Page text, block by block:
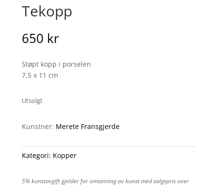
Tekopp
650 kr
Støpt kopp i porselen
7,5 x 11 cm
Utsolgt
Kunstner: Merete Fransgjerde
Kategori: Kopper
5% kunstavgift gjelder for omsetning av kunst med salgspris over